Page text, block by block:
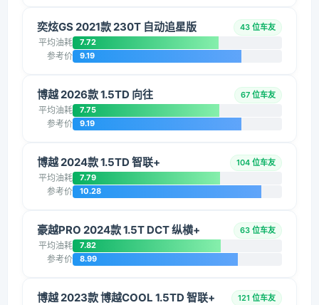
奕炫GS 2021款 230T 自动追星版 43 位车友
平均油耗 7.72
参考价 9.19
博越 2026款 1.5TD 向往 67 位车友
平均油耗 7.75
参考价 9.19
博越 2024款 1.5TD 智联+ 104 位车友
平均油耗 7.79
参考价 10.28
豪越PRO 2024款 1.5T DCT 纵横+ 63 位车友
平均油耗 7.82
参考价 8.99
博越 2023款 博越COOL 1.5TD 智联+ 121 位车友